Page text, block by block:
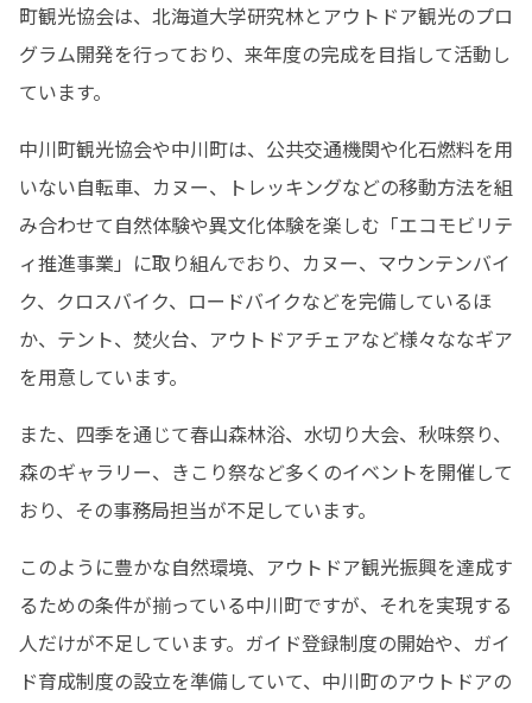
町観光協会は、北海道大学研究林とアウトドア観光のプロ
グラム開発を行っており、来年度の完成を目指して活動し
ています。
中川町観光協会や中川町は、公共交通機関や化石燃料を用
いない自転車、カヌー、トレッキングなどの移動方法を組
み合わせて自然体験や異文化体験を楽しむ「エコモビリテ
ィ推進事業」に取り組んでおり、カヌー、マウンテンバイ
ク、クロスバイク、ロードバイクなどを完備しているほ
か、テント、焚火台、アウトドアチェアなど様々ななギア
を用意しています。
また、四季を通じて春山森林浴、水切り大会、秋味祭り、
森のギャラリー、きこり祭など多くのイベントを開催して
おり、その事務局担当が不足しています。
このように豊かな自然環境、アウトドア観光振興を達成す
るための条件が揃っている中川町ですが、それを実現する
人だけが不足しています。ガイド登録制度の開始や、ガイ
ド育成制度の設立を準備していて、中川町のアウトドアの